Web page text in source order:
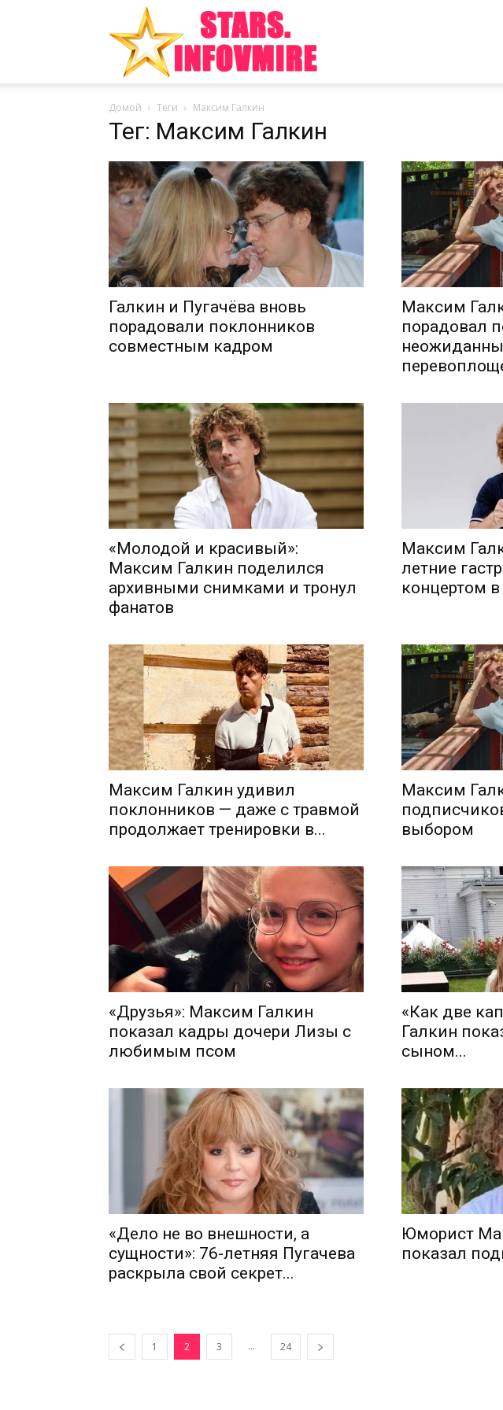
факты
из
мира
Бизнеса
Домой Теги Максим Галкин
Тег: Максим Галкин
Галкин и Пугачёва вновь
порадовали поклонников
совместным кадром
Максим
порадовал
«Молодой и красивый»:
Максим Галкин поделился
архивными снимками и тронул
фанатов
Максим
летние
концертом
Максим Галкин удивил
поклонников — даже с травмой
продолжает тренировки в...
Максим
выбором
«Друзья»: Максим Галкин
показал кадры дочери Лизы с
любимым псом
«Как две
Галкин
сыном...
«Дело не во внешности, а
сущности»: 76-летняя Пугачева
раскрыла свой секрет...
Юморист
показал
1 2 3 ... 24